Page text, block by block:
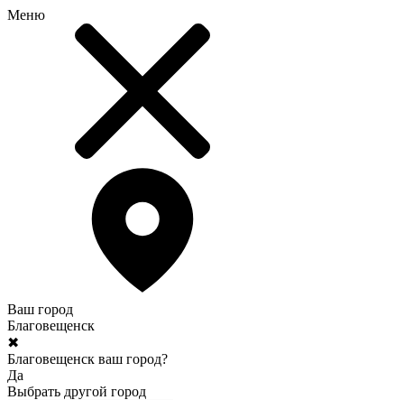
Меню
Ваш город
Благовещенск
✖
Благовещенск ваш город?
Да
Выбрать другой город